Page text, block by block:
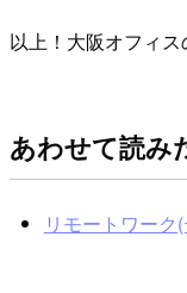
以上！大阪オフィス
あわせて読み
リモートワーク